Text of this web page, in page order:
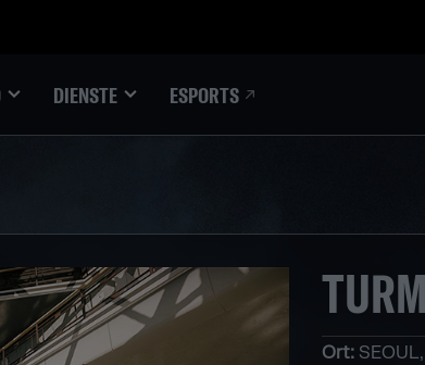
DIENSTE ESPORTS
TURM
Ort: